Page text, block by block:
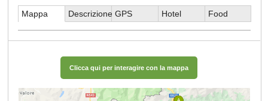
Mappa
Descrizione GPS Hotel Food
Clicca qui per interagire con la mappa